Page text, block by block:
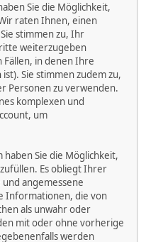
Sie die Möglichkeit,
raten Ihnen, einen
stimmen zu, Ihr
weiterzugeben
in denen Ihre
Sie stimmen zudem zu,
Personen zu verwenden.
komplexen und
um
Sie die Möglichkeit,
Es obliegt Ihrer
angemessene
Informationen, die von
als unwahr oder
mit oder ohne vorherige
werden